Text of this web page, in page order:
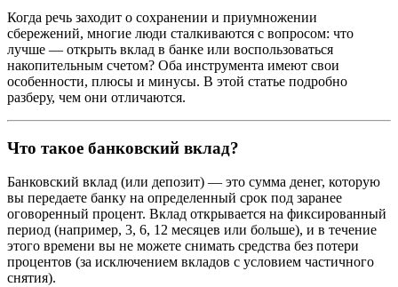
Когда речь заходит о сохранении и приумножении
сбережений, многие люди сталкиваются с вопросом: что
лучше — открыть вклад в банке или воспользоваться
накопительным счетом? Оба инструмента имеют свои
особенности, плюсы и минусы. В этой статье подробно
разберу, чем они отличаются.
Что такое банковский вклад?
Банковский вклад (или депозит) — это сумма денег, которую
вы передаете банку на определенный срок под заранее
оговоренный процент. Вклад открывается на фиксированный
период (например, 3, 6, 12 месяцев или больше), и в течение
этого времени вы не можете снимать средства без потери
процентов (за исключением вкладов с условием частичного
снятия).